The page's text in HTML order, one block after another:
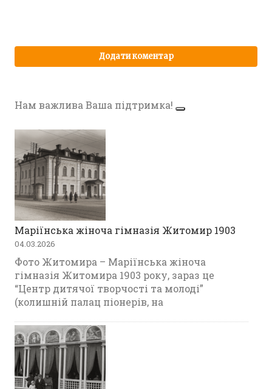
Нам важлива Ваша підтримка!
Маріїнська жіноча гімназія Житомир 1903
04.03.2026
Фото Житомира – Маріїнська жіноча
гімназія Житомира 1903 року, зараз це
“Центр дитячої творчості та молоді”
(колишній палац піонерів, на